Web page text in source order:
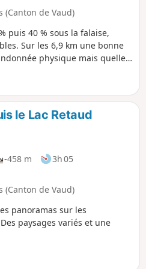
(Canton de Vaud)
puis 40 % sous la falaise,
Sur les 6,9 km une bonne
physique mais quelle
le Lac Retaud
-458 m
3h 05
(Canton de Vaud)
panoramas sur les
paysages variés et une